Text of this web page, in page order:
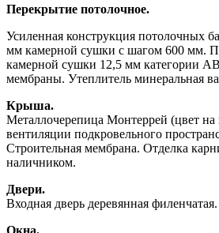
Перекрытие потолочное.
Усиленная конструкция потолочных
мм камерной сушки с шагом 600 мм.
камерной сушки 12,5 мм категории
мембраны. Утеплитель минеральная
Крыша.
Металлочерепица Монтеррей (цвет на
вентиляции подкровельного
Строительная мембрана. Отделка
наличником.
Двери.
Входная дверь деревянная филенчатая.